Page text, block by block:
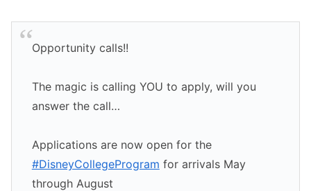
Opportunity calls!!
The magic is calling YOU to apply, will you
answer the call…
Applications are now open for the
#DisneyCollegeProgram for arrivals May
through August